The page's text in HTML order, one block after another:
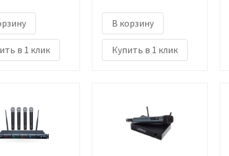
в 1 клик
В корзину
Купить в 1 клик